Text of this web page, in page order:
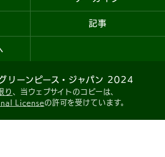
記事
リーンピース・ジャパン 2024
り 、当ウェブサイトのコピーは、
Licenseの許可を受けています。